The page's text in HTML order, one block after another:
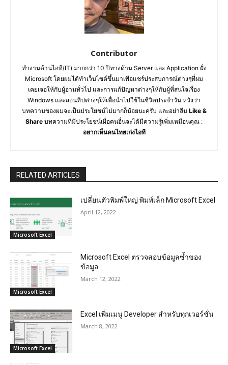
Contributor
ทำงานด้านไอที(IT) มากกว่า 10 ปีทางด้าน Server และ Application ฝั่ง
Microsoft โดยผมได้ทำเว็บไซต์ขึ้นมาเพื่อแชร์ประสบการณ์ต่างๆที่ผม
เคยเจอให้กับผู้อ่านทั่วไป และการแก้ปัญหาต่างๆให้กับผู้ที่สนใจเรื่อง
Windows และสอนทิปต่างๆให้เพื่อนำไปใช้ในชีวิตประจำวัน หวังว่า
บทความของผมจะเป็นประโยชน์ไม่มากก็น้อยนะครับ และอย่าลืม Like &
Share บทความที่มีประโยชน์เผื่อคนอื่นจะได้มีความรู้เพิ่มเหมือนคุณ :
อยากเห็นคนไทยเก่งไอที
RELATED ARTICLES
Microsoft Excel
เปลี่ยนตัวพิมพ์ใหญ่ พิมพ์เล็ก Microsoft Excel
April 12, 2022
Microsoft Excel
Microsoft Excel ตรวจสอบข้อมูลซ้ำของ
ข้อมูล
March 12, 2022
Microsoft Excel
Excel เพิ่มเมนู Developer สำหรับทุกเวอร์ชั่น
March 8, 2022